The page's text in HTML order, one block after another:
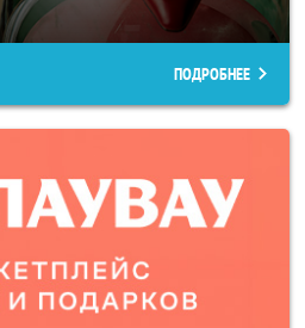
ПОДРОБНЕЕ